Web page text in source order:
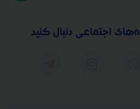
اجتماعی دنبال کنید